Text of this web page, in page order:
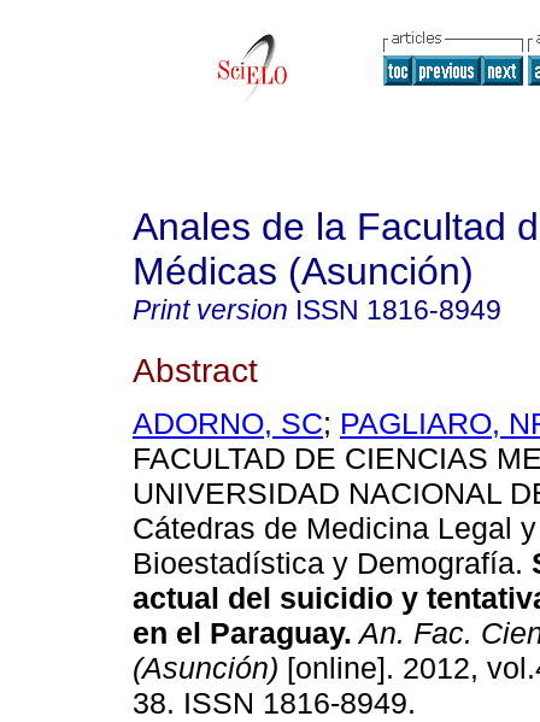
Anales de la Facultad
Médicas (Asunción)
Print version ISSN 1816-8949
Abstract
ADORNO, SC; PAGLIARO,
FACULTAD DE CIENCIAS
UNIVERSIDAD NACIONAL
Cátedras de Medicina Legal
Bioestadística y Demografía.
actual del suicidio y
en el Paraguay. An. Fac.
(Asunción) [online]. 2012,
38. ISSN 1816-8949.